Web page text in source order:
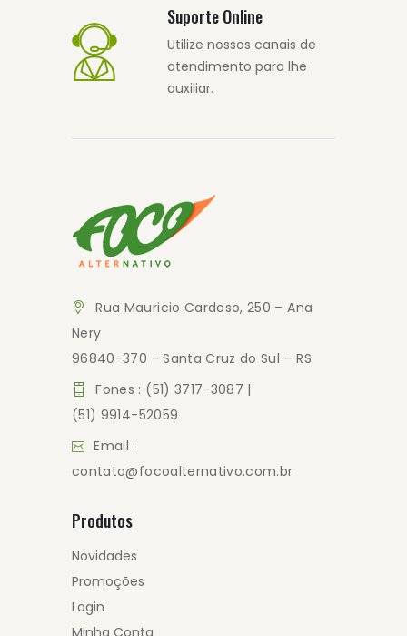
Suporte Online
Utilize nossos canais de
atendimento para lhe
auxiliar.
Rua Mauricio Cardoso, 250 – Ana
Nery
96840-370 - Santa Cruz do Sul – RS
Fones : (51) 3717-3087 |
(51) 9914-52059
Email :
contato@focoalternativo.com.br
Produtos
Novidades
Promoções
Login